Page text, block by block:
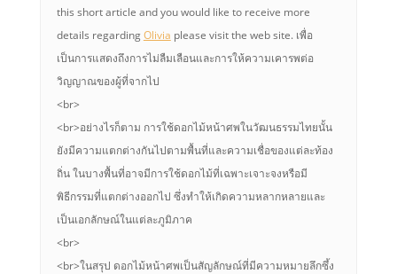
this short article and you would like to receive more
details regardingOlivia please visit the web site. เพื่อ
เป็นการแสดงถึงการไม่ลืมเลือนและการให้ความเคารพต่อ
วิญญาณของผู้ที่จากไป
<br>
<br>อย่างไรก็ตาม การใช้ดอกไม้หน้าศพในวัฒนธรรมไทยนั้น
ยังมีความแตกต่างกันไปตามพื้นที่และความเชื่อของแต่ละท้อง
ถิ่น ในบางพื้นที่อาจมีการใช้ดอกไม้ที่เฉพาะเจาะจงหรือมี
พิธีกรรมที่แตกต่างออกไป ซึ่งทำให้เกิดความหลากหลายและ
เป็นเอกลักษณ์ในแต่ละภูมิภาค
<br>
<br>ในสรุป ดอกไม้หน้าศพเป็นสัญลักษณ์ที่มีความหมายลึกซึ้ง